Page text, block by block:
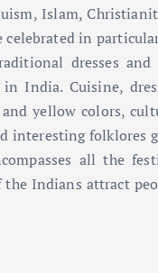
Islam,
in
dresses
India. Cuisine,
yellow colors,
interesting folklores
all the
Indians attract